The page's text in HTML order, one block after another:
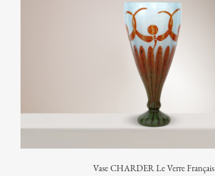
Vase CHARDER Le Verre Français